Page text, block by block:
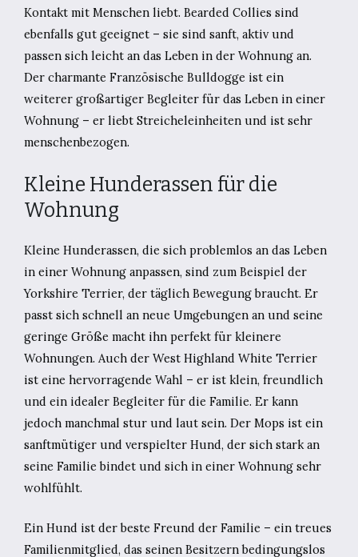
Kontakt mit Menschen liebt. Bearded Collies sind
ebenfalls gut geeignet – sie sind sanft, aktiv und
passen sich leicht an das Leben in der Wohnung an.
Der charmante Französische Bulldogge ist ein
weiterer großartiger Begleiter für das Leben in einer
Wohnung – er liebt Streicheleinheiten und ist sehr
menschenbezogen.
Kleine Hunderassen für die
Wohnung
Kleine Hunderassen, die sich problemlos an das Leben
in einer Wohnung anpassen, sind zum Beispiel der
Yorkshire Terrier, der täglich Bewegung braucht. Er
passt sich schnell an neue Umgebungen an und seine
geringe Größe macht ihn perfekt für kleinere
Wohnungen. Auch der West Highland White Terrier
ist eine hervorragende Wahl – er ist klein, freundlich
und ein idealer Begleiter für die Familie. Er kann
jedoch manchmal stur und laut sein. Der Mops ist ein
sanftmütiger und verspielter Hund, der sich stark an
seine Familie bindet und sich in einer Wohnung sehr
wohlfühlt.
Ein Hund ist der beste Freund der Familie – ein treues
Familienmitglied, das seinen Besitzern bedingungslos